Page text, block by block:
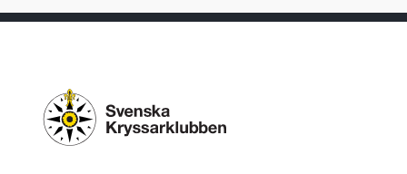
Arkiv 2016
Arkiv 2014